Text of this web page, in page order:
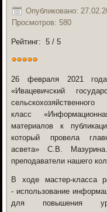
Опубликовано:
Просмотров: 580
Рейтинг:5 /5
26 февраля 2021 года
«Ивацевичский
класс
материалов к
который провела
асвета» С.В.
преподаватели нашего
В ходе мастер-класса
- использование
для повышения